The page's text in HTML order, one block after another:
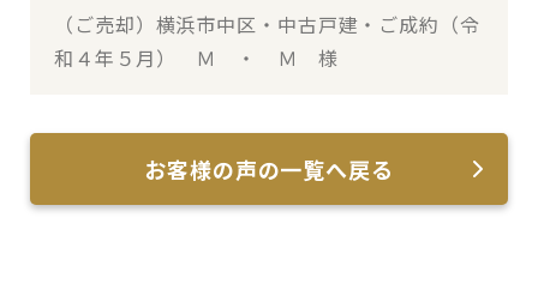
（ご売却）横浜市中区・中古戸建・ご成約（令
和４年５月） Ｍ ・ Ｍ 様
お客様の声の一覧へ戻る